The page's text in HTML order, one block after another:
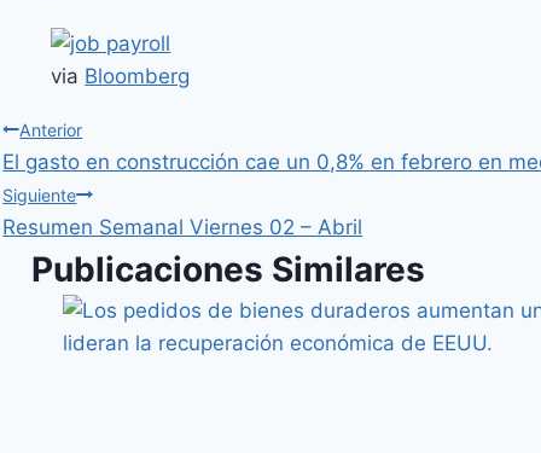
via Bloomberg
Anterior
El gasto en construcción cae un 0,8% en febrero en
Siguiente
Resumen Semanal Viernes 02 – Abril
Publicaciones Similares